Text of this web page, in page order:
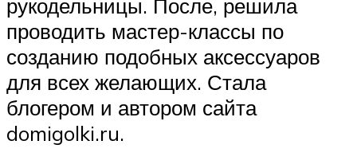
рукодельницы. После, решила
проводить мастер-классы по
созданию подобных аксессуаров
для всех желающих. Стала
блогером и автором сайта
domigolki.ru.